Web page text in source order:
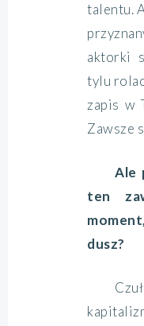
talentu.
aktorki
tylu
zapis w
Zawsze
Ale
ten
dusz?